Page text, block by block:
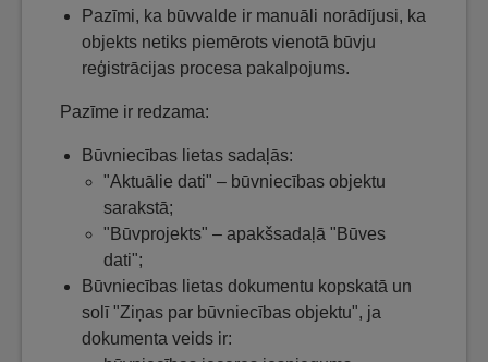
Pazīmi, ka būvvalde ir manuāli norādījusi, ka
objekts netiks piemērots vienotā būvju
reģistrācijas procesa pakalpojums.
Pazīme ir redzama:
Būvniecības lietas sadaļās:
"Aktuālie dati" – būvniecības objektu
sarakstā;
"Būvprojekts" – apakšsadaļā "Būves
dati";
Būvniecības lietas dokumentu kopskatā un
solī "Ziņas par būvniecības objektu", ja
dokumenta veids ir: